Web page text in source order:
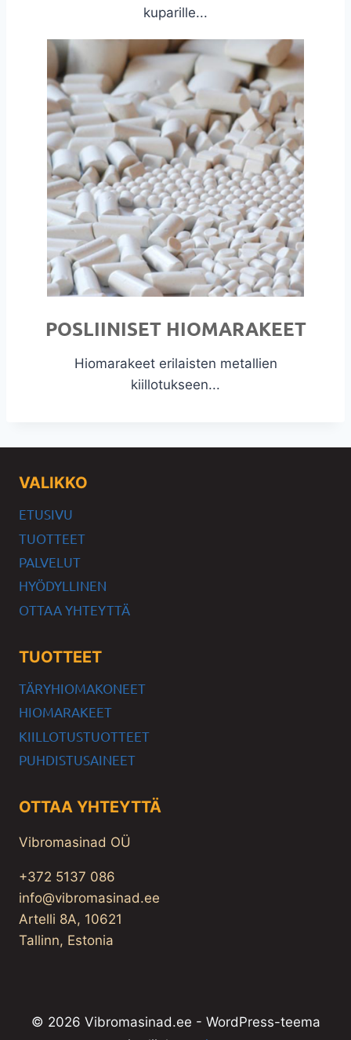
kuparille...
POSLIINISET HIOMARAKEET
Hiomarakeet erilaisten metallien
kiillotukseen...
VALIKKO
ETUSIVU
TUOTTEET
PALVELUT
HYÖDYLLINEN
OTTAA YHTEYTTÄ
TUOTTEET
TÄRYHIOMAKONEET
HIOMARAKEET
KIILLOTUSTUOTTEET
PUHDISTUSAINEET
OTTAA YHTEYTTÄ
Vibromasinad OÜ
+372 5137 086
info@vibromasinad.ee
Artelli 8A, 10621
Tallinn, Estonia
© 2026 Vibromasinad.ee - WordPress-teema